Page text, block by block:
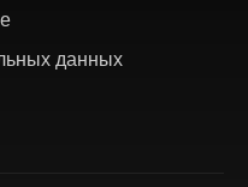
данных